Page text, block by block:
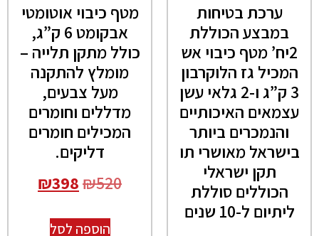
ערכת בטיחות
במבצע הכוללת
2יח’ מטף כיבוי אש
המכיל גז הלוקרבון
3 ק”ג ו-2 גלאי עשן
עצמאים האיכותיים
והנמכרים ביותר
בישראל מאושרי תו
תקן ישראלי
הכוללים סוללת
ליתיום ל-10 שנים
מטף כיבוי אוטומטי
אבקומט 6 ק”ג,
כולל מתקן תלייה –
מומלץ להתקנה
מעל צבעים,
מדללים וחומרים
המכילים חומרים
דליקים.
₪520
₪398
הוספה לסל